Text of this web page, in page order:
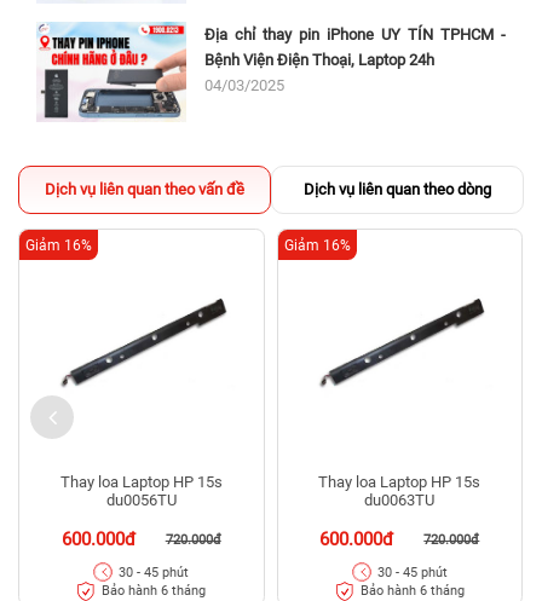
Địa chỉ thay pin iPhone UY TÍN TPHCM -
Bệnh Viện Điện Thoại, Laptop 24h
04/03/2025
Dịch vụ liên quan theo vấn đề Dịch vụ liên quan theo dòng
Thay loa Laptop HP 15s
du0056TU
600.000đ 720.000đ
Giảm 16%
30 - 45 phút
Bảo hành 6 tháng
Thay loa Laptop HP 15s
du0063TU
600.000đ 720.000đ
Giảm 16%
30 - 45 phút
Bảo hành 6 tháng